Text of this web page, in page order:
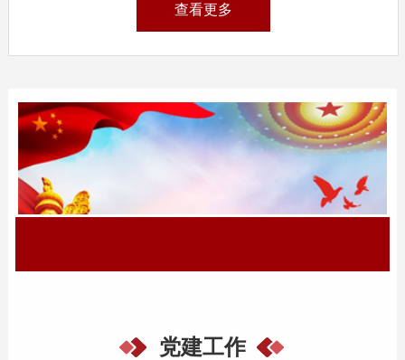
查看更多
党建工作